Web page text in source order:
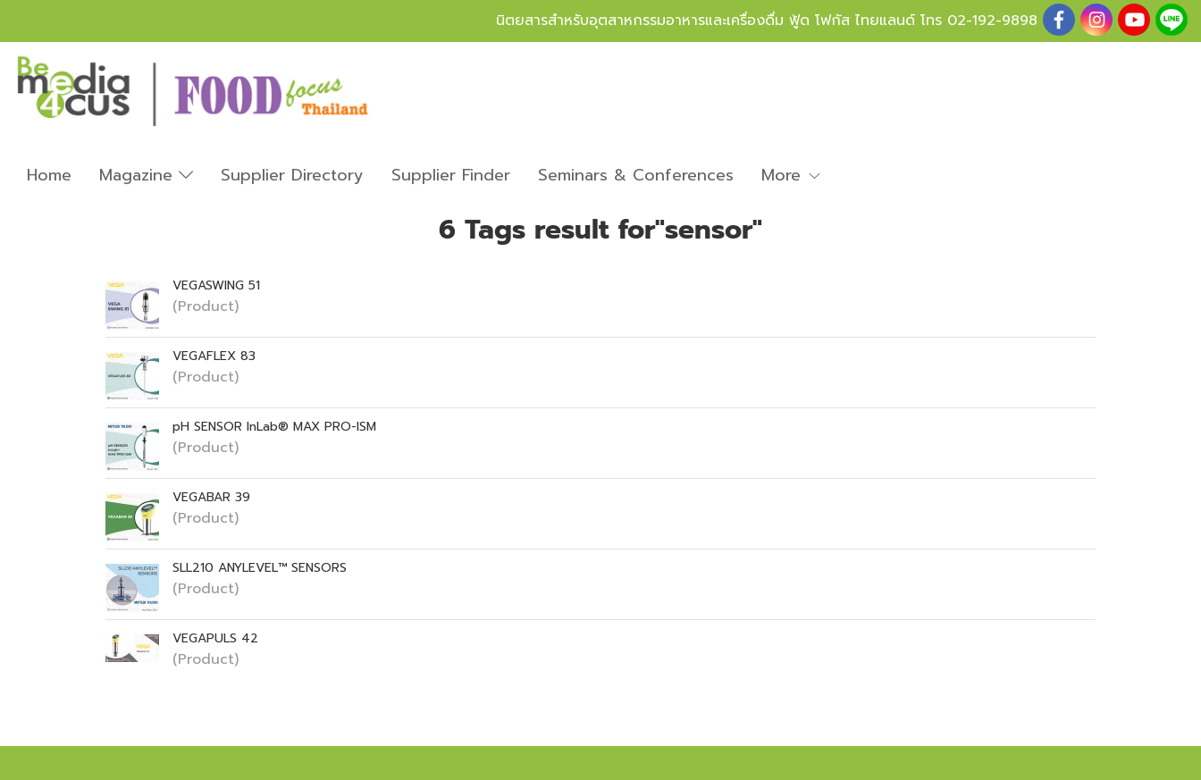
นิตยสารสำหรับอุตสาหกรรมอาหารและเครื่องดื่ม ฟู้ด โฟกัส ไทยแลนด์ โทร 02-192-9898
Home Magazine Supplier Directory Supplier Finder Seminars & Conferences More
6 Tags result for"sensor"
VEGASWING 51
(Product)
VEGAFLEX 83
(Product)
pH SENSOR InLab® MAX PRO-ISM
(Product)
VEGABAR 39
(Product)
SLL210 ANYLEVEL™ SENSORS
(Product)
VEGAPULS 42
(Product)